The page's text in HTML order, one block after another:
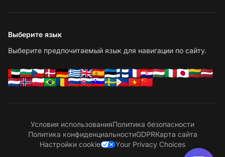
Выберите язык
Выберите предпочитаемый язык для навигации по сайту.
Условия использованияПолитика безопасности
Политика конфиденциальностиGDPRКарта сайта
Настройки cookie
Your Privacy Choices